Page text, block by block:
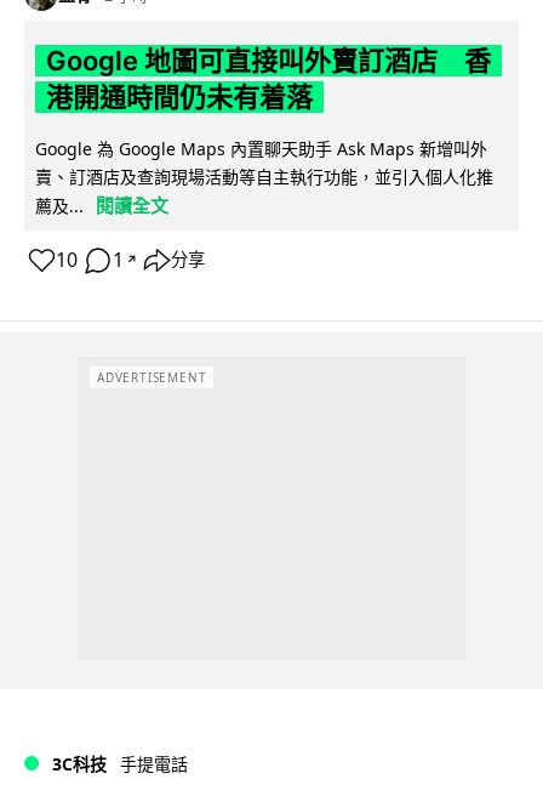
Google 地圖可直接叫外賣訂酒店 香
港開通時間仍未有着落
Google 為 Google Maps 內置聊天助手 Ask Maps 新增叫外
賣、訂酒店及查詢現場活動等自主執行功能，並引入個人化推
薦及...
閱讀全文
10 1 ↗ 分享
ADVERTISEMENT
3C科技 手提電話